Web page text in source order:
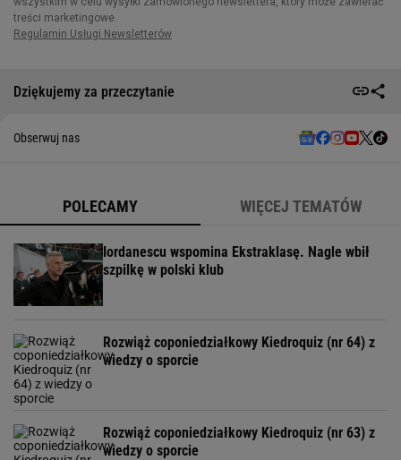
Dziękujemy za przeczytanie
Obserwuj nas
POLECAMY WIĘCEJ TEMATÓW
Iordanescu wspomina Ekstraklasę. Nagle wbił
szpilkę w polski klub
Rozwiąż coponiedziałkowy Kiedroquiz (nr 64) z
wiedzy o sporcie
Rozwiąż coponiedziałkowy Kiedroquiz (nr 63) z
wiedzy o sporcie